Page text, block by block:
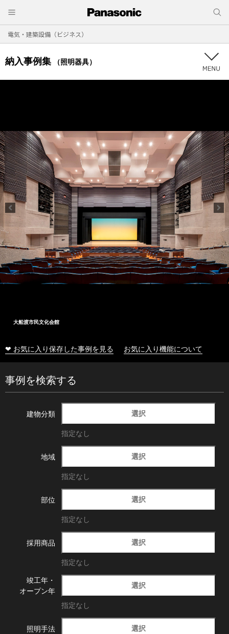
電気・建築設備（ビジネス）
納入事例集 （照明器具）
大船渡市民文化会館
❤ お気に入り保存した事例を見る お気に入り機能について
事例を検索する
建物分類 選択
指定なし
地域 選択
指定なし
部位 選択
指定なし
採用商品 選択
指定なし
竣工年・
オープン年
選択
指定なし
照明手法 選択